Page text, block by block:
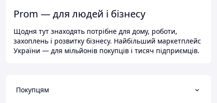
Prom — для людей і бізнесу
Щодня тут знаходять потрібне для дому, роботи,
захоплень і розвитку бізнесу. Найбільший маркетплейс
України — для мільйонів покупців і тисяч підприємців.
Покупцям